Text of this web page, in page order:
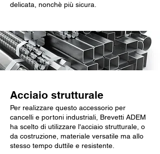
delicata, nonchè più sicura.
Acciaio strutturale
Per realizzare questo accessorio per
cancelli e portoni industriali, Brevetti ADEM
ha scelto di utilizzare l'acciaio strutturale, o
da costruzione, materiale versatile ma allo
stesso tempo duttile e resistente.